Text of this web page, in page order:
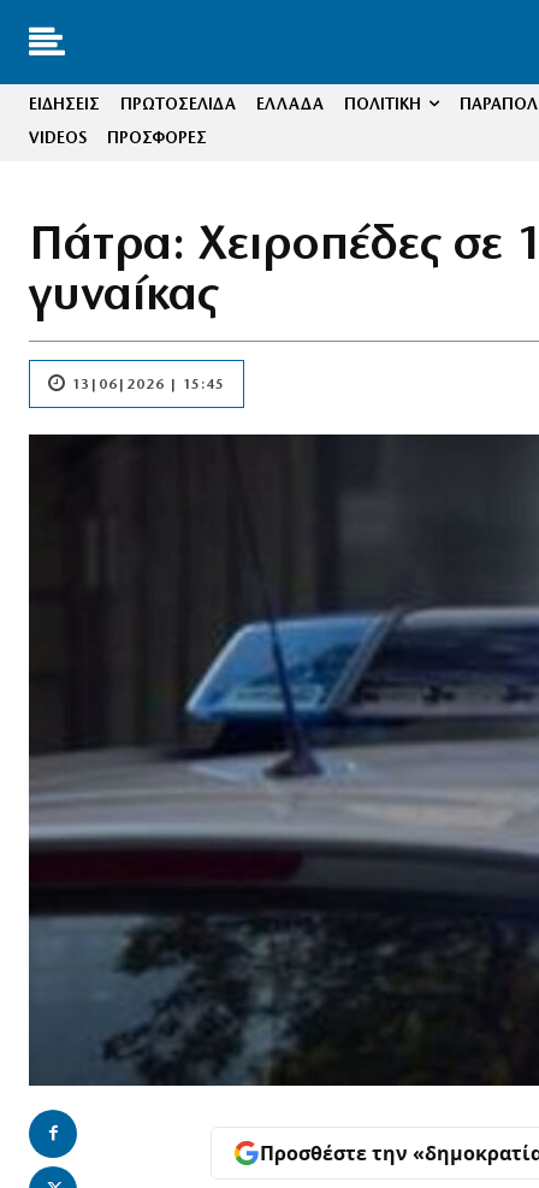
ΕΙΔΗΣΕΙΣ ΠΡΩΤΟΣΕΛΙΔΑ ΕΛΛΑΔΑ ΠΟΛΙΤΙΚΗ
VIDEOS
ΠΡΟΣΦΟΡΕΣ
Πάτρα: Χειροπέδες σε
γυναίκας
13|06|2026 | 15:45
Προσθέστε την